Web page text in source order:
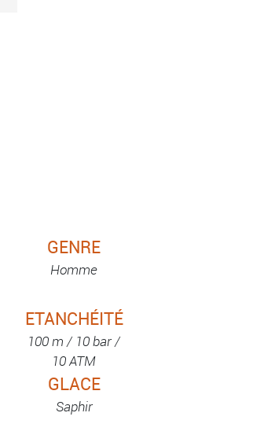
GENRE
Homme
ETANCHÉITÉ
100 m / 10 bar /
10 ATM
GLACE
Saphir